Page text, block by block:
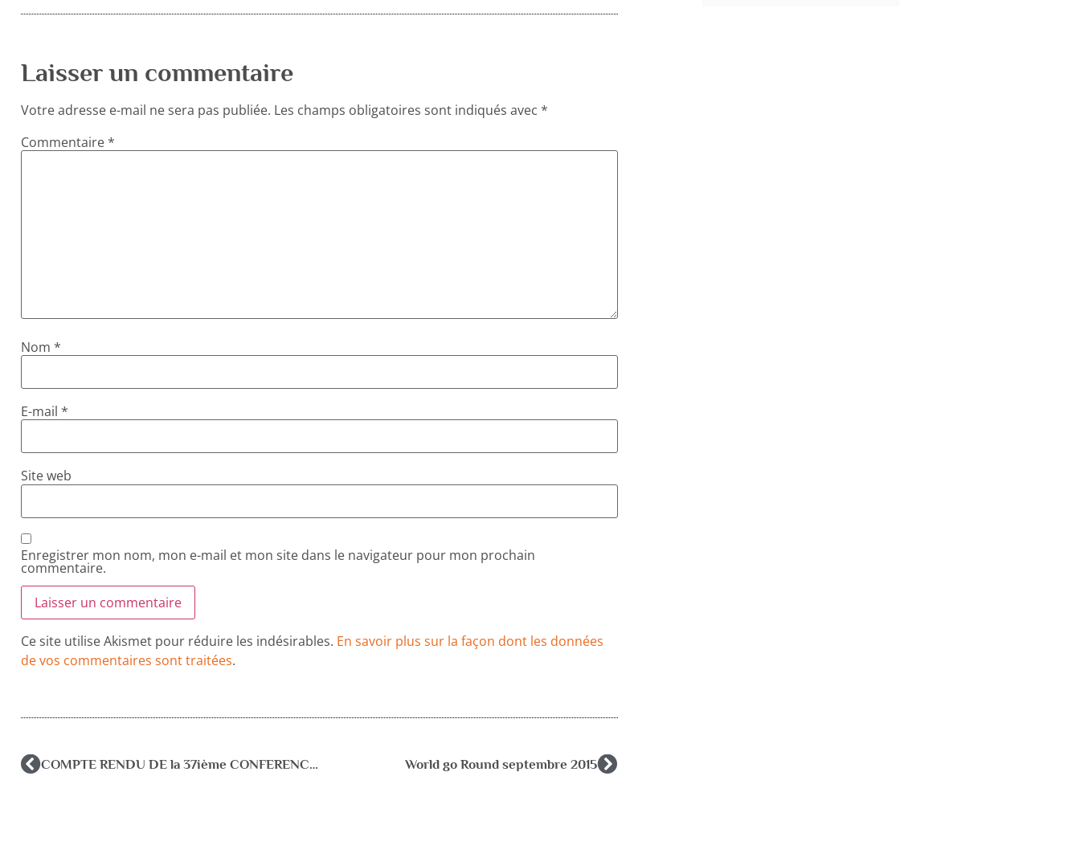
Laisser un commentaire
Votre adresse e-mail ne sera pas publiée. Les champs obligatoires sont indiqués avec *
Commentaire*
Nom *
E-mail *
Site web
Enregistrer mon nom, mon e-mail et mon site dans le navigateur pour mon prochain
commentaire.
Ce site utilise Akismet pour réduire les indésirables. En savoir plus sur la façon dont les données
de vos commentaires sont traitées.
COMPTE RENDU DE la 37ième CONFERENCE DE L’ISPA à Sao Paulo Brésil World go Round septembre 2015